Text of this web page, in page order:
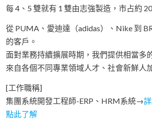
每 4、5 雙就有 1 雙由志強製造，市占約
從 PUMA、愛迪達（adidas）、Nike 到
的客戶。
面對業務持續擴展時期，我們提供相當多
來自各個不同專業領域人才、社會新鮮人
[工作職稱]
集團系統開發工程師-ERP、HRM系統→
點此了解